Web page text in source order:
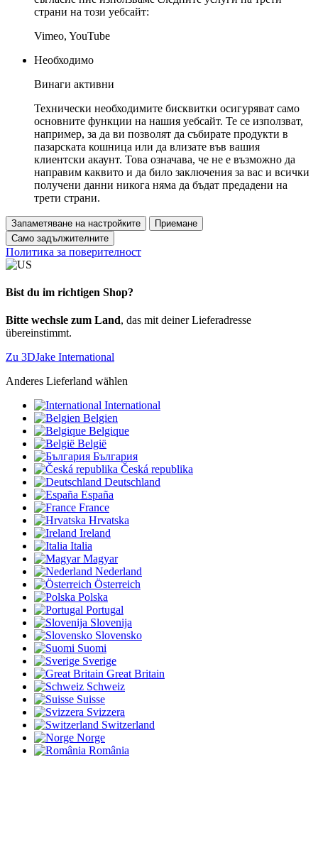
страни на този уебсайт:
Vimeo, YouTube
Необходимо
Винаги активни
Технически необходимите бисквитки осигуряват само
основните функции на нашия уебсайт. Те се използват,
например, за да ви позволят да събирате продукти в
пазарската кошница или да влизате във вашия
клиентски акаунт. Това означава, че не е възможно да
направим каквито и да било заключения за вас и всички
получени данни никога няма да бъдат предадени на
трети страни.
Запаметяване на настройките
Приемане
Само задължителните
Политика за поверителност
Bist du im richtigen Shop?
Bitte wechsle zum Land, das mit deiner Lieferadresse
übereinstimmt.
Zu 3DJake International
Anderes Lieferland wählen
International
Belgien
Belgique
België
България
Česká republika
Deutschland
España
France
Hrvatska
Ireland
Italia
Magyar
Nederland
Österreich
Polska
Portugal
Slovenija
Slovensko
Suomi
Sverige
Great Britain
Schweiz
Suisse
Svizzera
Switzerland
Norge
România